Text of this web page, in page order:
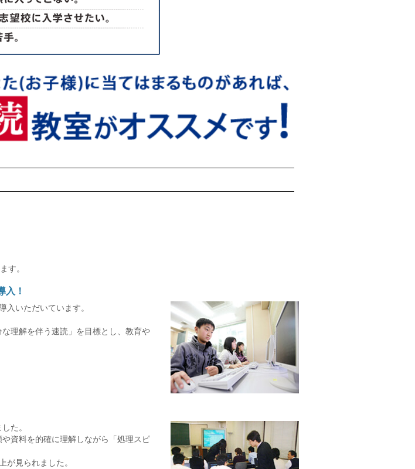
す。
入！
いただいています。
理解を伴う速読」を目標とし、教育や
た。
資料を的確に理解しながら「処理スピ
見られました。